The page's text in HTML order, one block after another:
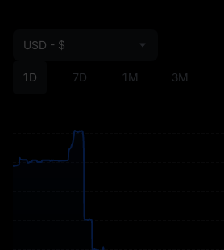
1D 7D 1M 3M
USD - $